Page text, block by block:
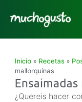
Inicio » Recetas »
mallorquinas
¿Quereis hacer